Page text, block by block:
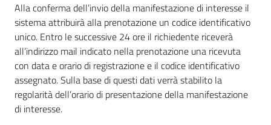
Alla conferma dell’invio della manifestazione di interesse il
sistema attribuirà alla prenotazione un codice identificativo
unico. Entro le successive 24 ore il richiedente riceverà
all’indirizzo mail indicato nella prenotazione una ricevuta
con data e orario di registrazione e il codice identificativo
assegnato. Sulla base di questi dati verrà stabilito la
regolarità dell’orario di presentazione della manifestazione
di interesse.